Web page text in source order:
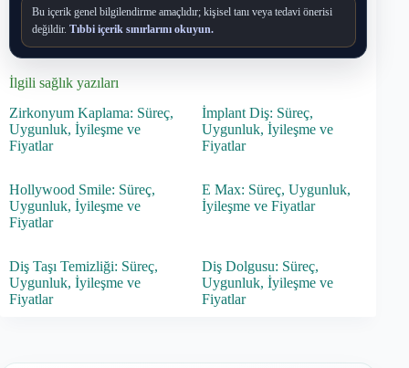
Bu içerik genel bilgilendirme amaçlıdır; kişisel tanı veya tedavi önerisi
değildir. Tıbbi içerik sınırlarını okuyun.
İlgili sağlık yazıları
Zirkonyum Kaplama: Süreç,
Uygunluk, İyileşme ve
Fiyatlar
İmplant Diş: Süreç,
Uygunluk, İyileşme ve
Fiyatlar
Hollywood Smile: Süreç,
Uygunluk, İyileşme ve
Fiyatlar
E Max: Süreç, Uygunluk,
İyileşme ve Fiyatlar
Diş Taşı Temizliği: Süreç,
Uygunluk, İyileşme ve
Fiyatlar
Diş Dolgusu: Süreç,
Uygunluk, İyileşme ve
Fiyatlar